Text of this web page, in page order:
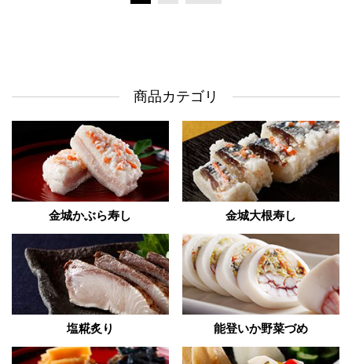
商品カテゴリ
金城かぶら寿し 金城大根寿し
塩糀炙り 能登いか野菜づめ